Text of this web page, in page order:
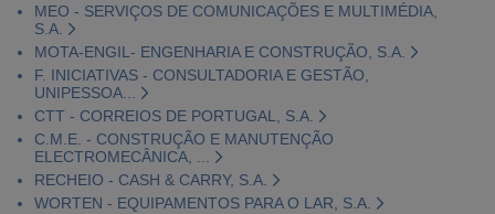
MEO - SERVIÇOS DE COMUNICAÇÕES E MULTIMÉDIA,
S.A.
MOTA-ENGIL- ENGENHARIA E CONSTRUÇÃO, S.A.
F. INICIATIVAS - CONSULTADORIA E GESTÃO,
UNIPESSOA...
CTT - CORREIOS DE PORTUGAL, S.A.
C.M.E. - CONSTRUÇÃO E MANUTENÇÃO
ELECTROMECÂNICA, ...
RECHEIO - CASH & CARRY, S.A.
WORTEN - EQUIPAMENTOS PARA O LAR, S.A.